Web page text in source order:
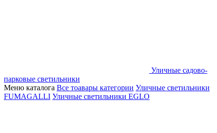
Уличные садово-
парковые светильники
Меню каталога Все тоавары категории Уличные светильники
FUMAGALLI Уличные светильники EGLO